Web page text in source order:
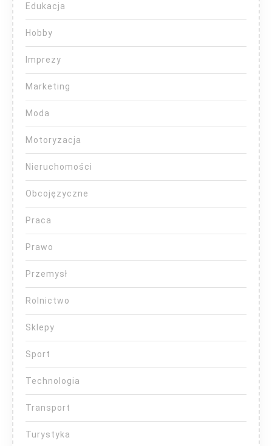
Edukacja
Hobby
Imprezy
Marketing
Moda
Motoryzacja
Nieruchomości
Obcojęzyczne
Praca
Prawo
Przemysł
Rolnictwo
Sklepy
Sport
Technologia
Transport
Turystyka